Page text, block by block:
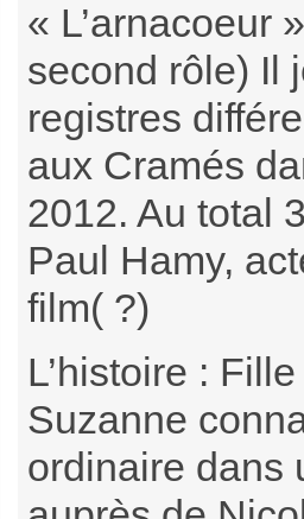
« L’arnacoeur
second rôle) Il
registres
aux Cramés
2012. Au total
Paul Hamy,
film( ?)
L’histoire :
Suzanne
ordinaire dans